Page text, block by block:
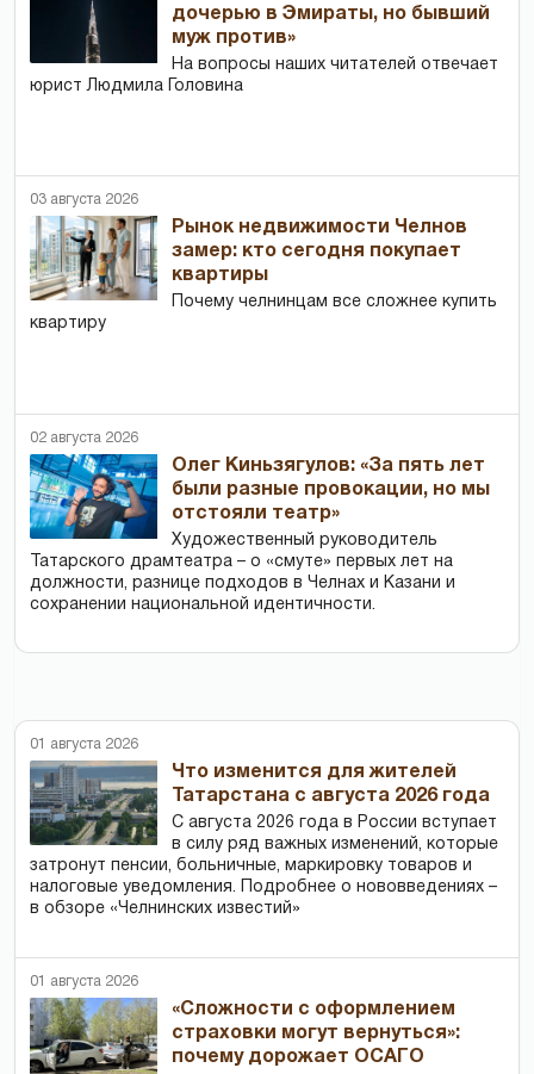
дочерью в Эмираты, но бывший
муж против»
На вопросы наших читателей отвечает
юрист Людмила Головина
03 августа 2026
Рынок недвижимости Челнов
замер: кто сегодня покупает
квартиры
Почему челнинцам все сложнее купить
квартиру
02 августа 2026
Олег Киньзягулов: «За пять лет
были разные провокации, но мы
отстояли театр»
Художественный руководитель
Татарского драмтеатра – о «смуте» первых лет на
должности, разнице подходов в Челнах и Казани и
сохранении национальной идентичности.
01 августа 2026
Что изменится для жителей
Татарстана с августа 2026 года
С августа 2026 года в России вступает
в силу ряд важных изменений, которые
затронут пенсии, больничные, маркировку товаров и
налоговые уведомления. Подробнее о нововведениях –
в обзоре «Челнинских известий»
01 августа 2026
«Сложности с оформлением
страховки могут вернуться»:
почему дорожает ОСАГО